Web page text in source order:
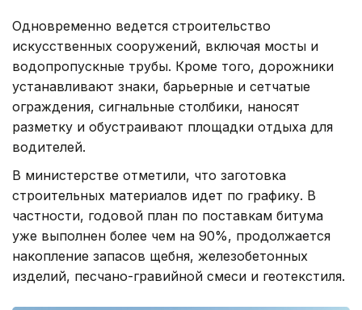
Одновременно ведется строительство
искусственных сооружений, включая мосты и
водопропускные трубы. Кроме того, дорожники
устанавливают знаки, барьерные и сетчатые
ограждения, сигнальные столбики, наносят
разметку и обустраивают площадки отдыха для
водителей.
В министерстве отметили, что заготовка
строительных материалов идет по графику. В
частности, годовой план по поставкам битума
уже выполнен более чем на 90%, продолжается
накопление запасов щебня, железобетонных
изделий, песчано-гравийной смеси и геотекстиля.